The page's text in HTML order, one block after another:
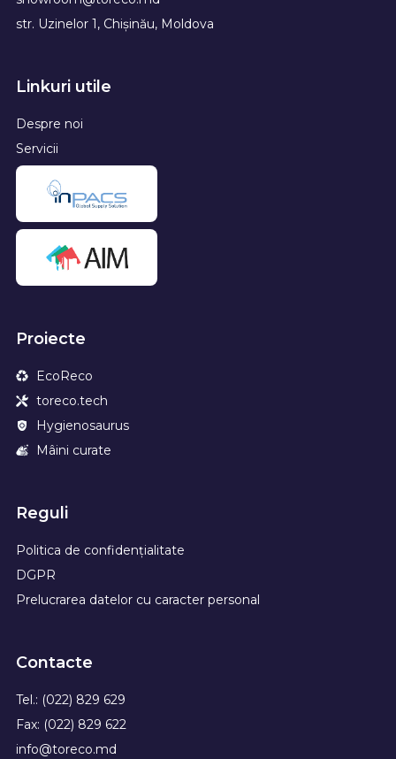
str. Uzinelor 1, Chișinău, Moldova
Linkuri utile
Despre noi
Servicii
Proiecte
EcoReco
toreco.tech
Hygienosaurus
Mâini curate
Reguli
Politica de confidențialitate
DGPR
Prelucrarea datelor cu caracter personal
Contacte
Tel.: (022) 829 629
Fax: (022) 829 622
info@toreco.md